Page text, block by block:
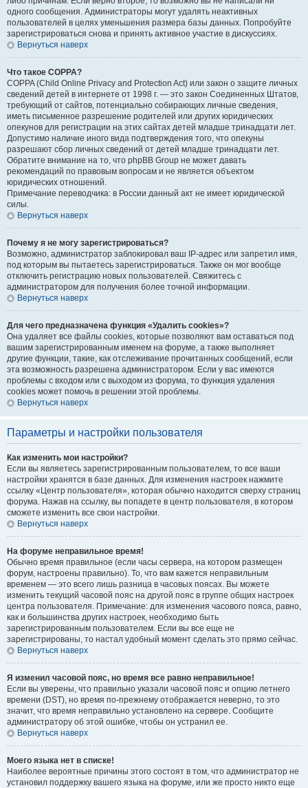
одного сообщения. Администраторы могут удалять неактивных
пользователей в целях уменьшения размера базы данных. Попробуйте
зарегистрироваться снова и принять активное участие в дискуссиях.
Вернуться наверх
Что такое COPPA?
COPPA (Child Online Privacy and Protection Act) или закон о защите личных
сведений детей в интернете от 1998 г. — это закон Соединенных Штатов,
требующий от сайтов, потенциально собирающих личные сведения,
иметь письменное разрешение родителей или других юридических
опекунов для регистрации на этих сайтах детей младше тринадцати лет.
Допустимо наличие иного вида подтверждения того, что опекуны
разрешают сбор личных сведений от детей младше тринадцати лет.
Обратите внимание на то, что phpBB Group не может давать
рекомендаций по правовым вопросам и не является объектом
юридических отношений.
Примечание переводчика: в России данный акт не имеет юридической
силы.
Вернуться наверх
Почему я не могу зарегистрироваться?
Возможно, администратор заблокировал ваш IP-адрес или запретил имя,
под которым вы пытаетесь зарегистрироваться. Также он мог вообще
отключить регистрацию новых пользователей. Свяжитесь с
администратором для получения более точной информации.
Вернуться наверх
Для чего предназначена функция «Удалить cookies»?
Она удаляет все файлы cookies, которые позволяют вам оставаться под
вашим зарегистрированным именем на форуме, а также выполняет
другие функции, такие, как отслеживание прочитанных сообщений, если
эта возможность разрешена администратором. Если у вас имеются
проблемы с входом или с выходом из форума, то функция удаления
cookies может помочь в решении этой проблемы.
Вернуться наверх
Параметры и настройки пользователя
Как изменить мои настройки?
Если вы являетесь зарегистрированным пользователем, то все ваши
настройки хранятся в базе данных. Для изменения настроек нажмите
ссылку «Центр пользователя», которая обычно находится сверху страниц
форума. Нажав на ссылку, вы попадете в центр пользователя, в котором
сможете изменить все свои настройки.
Вернуться наверх
На форуме неправильное время!
Обычно время правильное (если часы сервера, на котором размещен
форум, настроены правильно). То, что вам кажется неправильным
временем — это всего лишь разница в часовых поясах. Вы можете
изменить текущий часовой пояс на другой пояс в группе общих настроек
центра пользователя. Примечание: для изменения часового пояса, равно,
как и большинства других настроек, необходимо быть
зарегистрированным пользователем. Если вы все еще не
зарегистрированы, то настал удобный момент сделать это прямо сейчас.
Вернуться наверх
Я изменил часовой пояс, но время все равно неправильное!
Если вы уверены, что правильно указали часовой пояс и опцию летнего
времени (DST), но время по-прежнему отображается неверно, то это
значит, что время неправильно установлено на сервере. Сообщите
администратору об этой ошибке, чтобы он устранил ее.
Вернуться наверх
Моего языка нет в списке!
Наиболее вероятные причины этого состоят в том, что администратор не
установил поддержку вашего языка на форуме, или же просто никто еще